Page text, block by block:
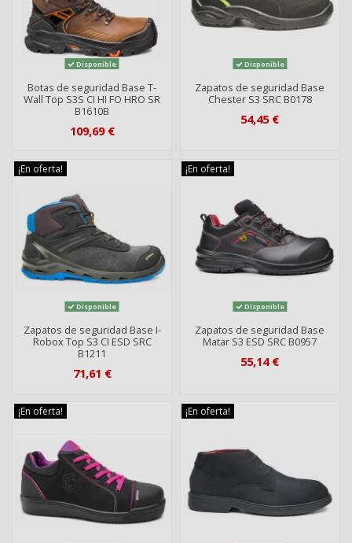
Disponible
Botas de seguridad Base T-
Wall Top S3S CI HI FO HRO SR
B1610B
109,69 €
Disponible
Zapatos de seguridad Base
Chester S3 SRC B0178
54,45 €
¡En oferta!
Disponible
Zapatos de seguridad Base I-
Robox Top S3 CI ESD SRC
B1211
71,61 €
¡En oferta!
Disponible
Zapatos de seguridad Base
Matar S3 ESD SRC B0957
55,14 €
¡En oferta! ¡En oferta!